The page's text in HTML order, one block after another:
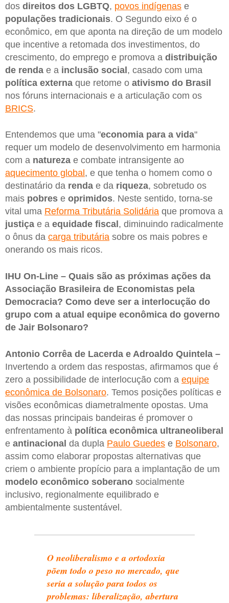
dos direitos dos LGBTQ, povos indígenas e
populações tradicionais. O Segundo eixo é o
econômico, em que aponta na direção de um modelo
que incentive a retomada dos investimentos, do
crescimento, do emprego e promova a distribuição
de renda e a inclusão social, casado com uma
política externa que retome o ativismo do Brasil
nos fóruns internacionais e a articulação com os
BRICS.
Entendemos que uma "economia para a vida"
requer um modelo de desenvolvimento em harmonia
com a natureza e combate intransigente ao
aquecimento global , e que tenha o homem como o
destinatário da renda e da riqueza, sobretudo os
mais pobres e oprimidos. Neste sentido, torna-se
vital uma Reforma Tributária Solidária que promova a
justiça e a equidade fiscal , diminuindo radicalmente
o ônus da carga tributária sobre os mais pobres e
onerando os mais ricos.
IHU On-Line – Quais são as próximas ações da
Associação Brasileira de Economistas pela
Democracia? Como deve ser a interlocução do
grupo com a atual equipe econômica do governo
de Jair Bolsonaro?
Antonio Corrêa de Lacerda e Adroaldo Quintela –
Invertendo a ordem das respostas, afirmamos que é
zero a possibilidade de interlocução com a equipe
econômica de Bolsonaro. Temos posições políticas e
visões econômicas diametralmente opostas. Uma
das nossas principais bandeiras é promover o
enfrentamento à política econômica ultraneoliberal
e antinacional da dupla Paulo Guedes e Bolsonaro,
assim como elaborar propostas alternativas que
criem o ambiente propício para a implantação de um
modelo econômico soberano socialmente
inclusivo, regionalmente equilibrado e
ambientalmente sustentável.
O neoliberalismo e a ortodoxia
põem todo o peso no mercado, que
seria a solução para todos os
problemas: liberalização, abertura